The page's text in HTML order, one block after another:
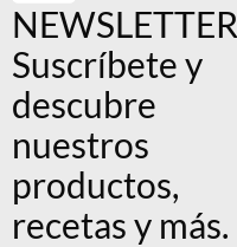
NEWSLETTER
Suscríbete y
descubre
nuestros
productos,
recetas y más.